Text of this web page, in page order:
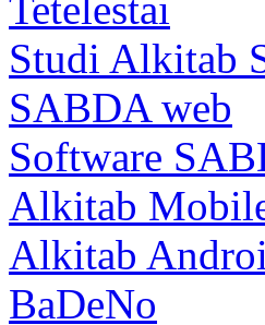
Studi Alkitab
SABDA web
Software
Alkitab
Alkitab
BaDeNo